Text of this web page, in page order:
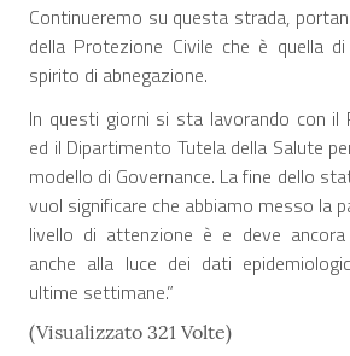
Continueremo su questa strada,
della Protezione Civile che è quella
spirito di abnegazione.
In questi giorni si sta lavorando con il
ed il Dipartimento Tutela della Salute
modello di Governance. La fine dello
vuol significare che abbiamo messo la
livello di attenzione è e deve
anche alla luce dei dati
ultime settimane.”
(Visualizzato 321 Volte)